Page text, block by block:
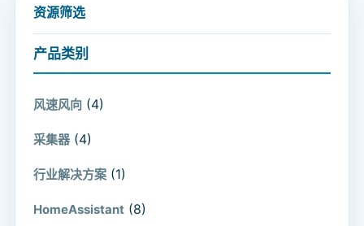
资源筛选
产品类别
风速风向 (4)
采集器 (4)
行业解决方案 (1)
HomeAssistant (8)